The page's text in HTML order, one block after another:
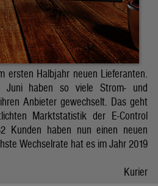
ersten Halbjahr neuen Lieferanten.
Juni haben so viele Strom- und
Anbieter gewechselt. Das geht
Marktstatistik der E-Control
Kunden haben nun einen neuen
Wechselrate hat es im Jahr 2019
Kurier